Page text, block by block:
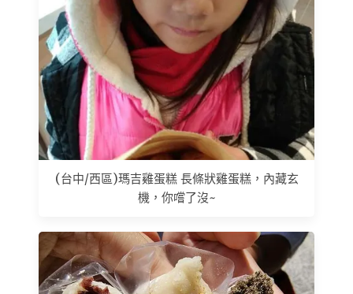
(台中/西區)瑪吉雞蛋糕 長條狀雞蛋糕，內藏玄
機，你嚐了沒~